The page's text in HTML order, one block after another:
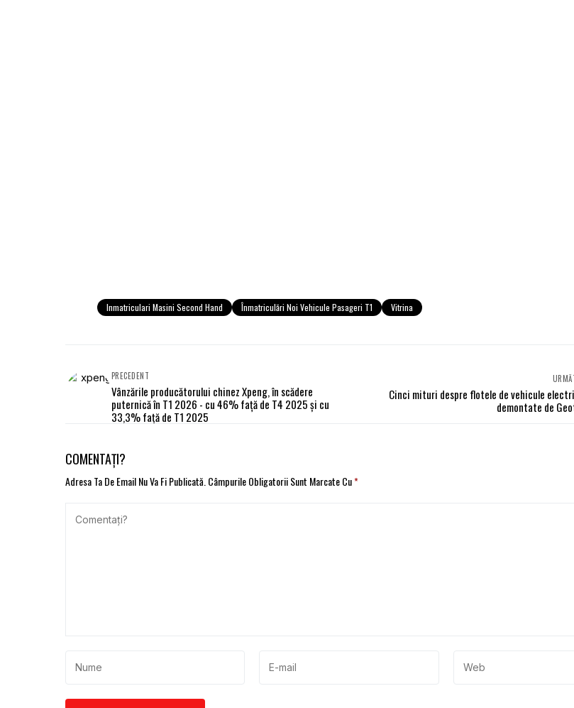
Inmatriculari Masini Second Hand Înmatriculări Noi Vehicule Pasageri T1 Vitrina
PRECEDENT
Vânzările producătorului chinez Xpeng, în scădere
puternică în T1 2026 - cu 46% față de T4 2025 și cu
33,3% față de T1 2025
Cinci mituri despre flotele de vehicule
demontate de
COMENTAȚI?
Adresa Ta De Email Nu Va Fi Publicată. Câmpurile Obligatorii Sunt Marcate Cu*